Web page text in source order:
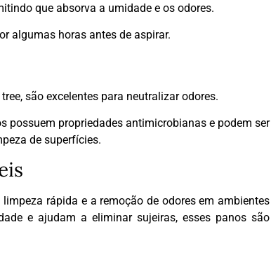
que absorva a umidade e os odores.
algumas horas antes de aspirar.
são excelentes para neutralizar odores.
possuem propriedades antimicrobianas e podem ser
de superfícies.
rápida e a remoção de odores em ambientes
e ajudam a eliminar sujeiras, esses panos são